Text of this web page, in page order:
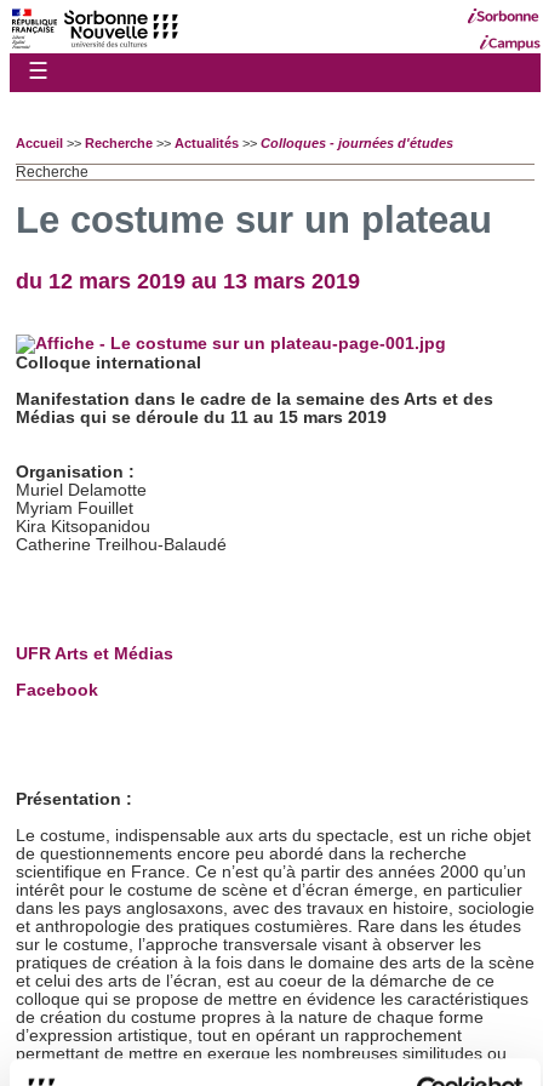
☰
Accueil >> Recherche >> Actualités >> Colloques - journées d'études
Recherche
Le costume sur un plateau
du 12 mars 2019 au 13 mars 2019
Colloque international
Manifestation dans le cadre de la semaine des Arts et des
Médias qui se déroule du 11 au 15 mars 2019
Organisation :
Muriel Delamotte
Myriam Fouillet
Kira Kitsopanidou
Catherine Treilhou-Balaudé
UFR Arts et Médias
Facebook
Présentation :
Le costume, indispensable aux arts du spectacle, est un riche objet
de questionnements encore peu abordé dans la recherche
scientifique en France. Ce n’est qu’à partir des années 2000 qu’un
intérêt pour le costume de scène et d’écran émerge, en particulier
dans les pays anglosaxons, avec des travaux en histoire, sociologie
et anthropologie des pratiques costumières. Rare dans les études
sur le costume, l’approche transversale visant à observer les
pratiques de création à la fois dans le domaine des arts de la scène
et celui des arts de l’écran, est au coeur de la démarche de ce
colloque qui se propose de mettre en évidence les caractéristiques
de création du costume propres à la nature de chaque forme
d’expression artistique, tout en opérant un rapprochement
permettant de mettre en exergue les nombreuses similitudes ou
points de contact dans la manière de penser ce dernier. Adoptant